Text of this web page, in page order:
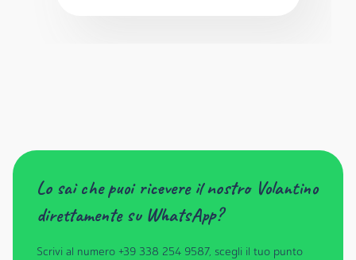
Lo sai che puoi ricevere il nostro Volantino
direttamente su WhatsApp?
Scrivi al numero +39 338 254 9587, scegli il tuo punto